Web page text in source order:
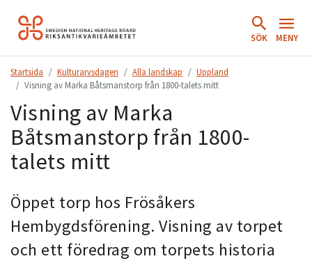
Hoppa
till
SÖK MENY
Startsida Kulturarvsdagen Alla landskap
Uppland
Visning av Marka Båtsmanstorp från 1800-talets mitt
Visning av Marka
Båtsmanstorp från 1800-
talets mitt
Öppet torp hos Frösåkers
Hembygdsförening. Visning av torpet
och ett föredrag om torpets historia